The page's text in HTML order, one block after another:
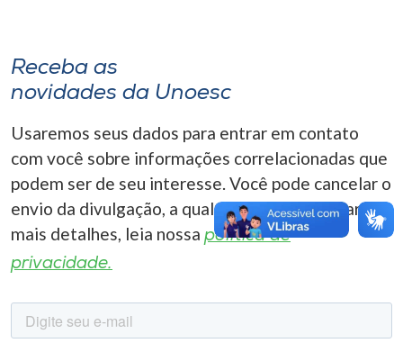
A-
Receba as
novidades da Unoesc
Usaremos seus dados para entrar em contato
com você sobre informações correlacionadas que
podem ser de seu interesse. Você pode cancelar o
envio da divulgação, a qualquer momento. Para
mais detalhes, leia nossa política de
privacidade.